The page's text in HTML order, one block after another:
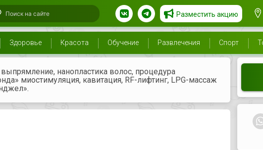
Разместить акцию
Здоровье Красота Обучение Развлечения Спорт
нанопластика волос, процедура
миостимуляция, кавитация, RF-лифтинг, LPG-массаж